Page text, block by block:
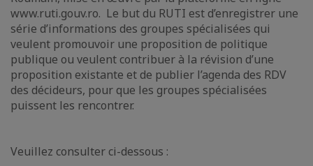
www.ruti.gouv.ro. Le but du RUTI est d’enregistrer une
série d’informations des groupes spécialisées qui
veulent promouvoir une proposition de politique
publique ou veulent contribuer à la révision d’une
proposition existante et de publier l’agenda des RDV
des décideurs, pour que les groupes spécialisées
puissent les rencontrer.
Veuillez consulter ci-dessous :